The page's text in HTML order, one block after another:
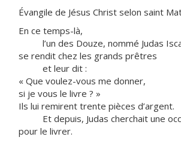
Évangile de Jésus Christ selon saint
En ce temps-là,
l’un des Douze, nommé Judas
se rendit chez les grands prêtres
et leur dit :
« Que voulez-vous me donner,
si je vous le livre ? »
Ils lui remirent trente pièces d’argent.
Et depuis, Judas cherchait une
pour le livrer.